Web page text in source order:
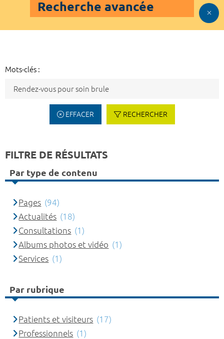
Recherche avancée
Mots-clés :
EFFACER RECHERCHER
FILTRE DE RÉSULTATS
Par type de contenu
Pages (94)
Actualités (18)
Consultations (1)
Albums photos et vidéo (1)
Services (1)
Par rubrique
Patients et visiteurs (17)
Professionnels (1)